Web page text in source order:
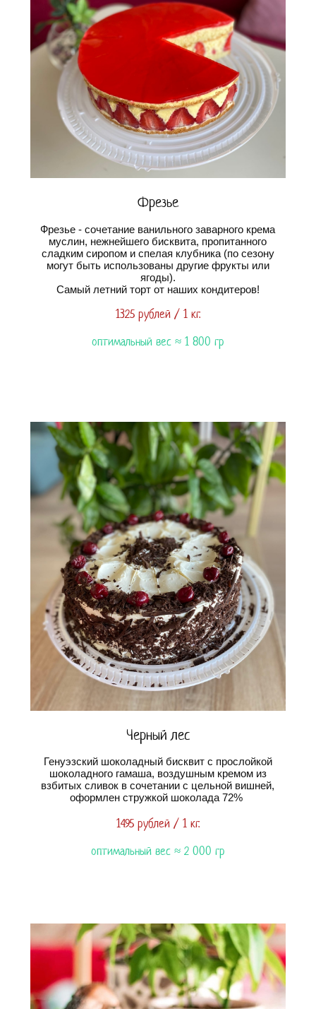
Фрезье
Фрезье - сочетание ванильного заварного крема
муслин, нежнейшего бисквита, пропитанного
сладким сиропом и спелая клубника (по сезону
могут быть использованы другие фрукты или
ягоды).
Самый летний торт от наших кондитеров!
1325 рублей / 1 кг.
оптимальный вес ≈ 1 800 гр
Черный лес
Генуэзский шоколадный бисквит с прослойкой
шоколадного гамаша, воздушным кремом из
взбитых сливок в сочетании с цельной вишней,
оформлен стружкой шоколада 72%
1495 рублей / 1 кг.
оптимальный вес ≈ 2 000 гр